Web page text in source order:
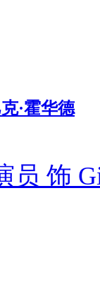
·霍华德
员 饰